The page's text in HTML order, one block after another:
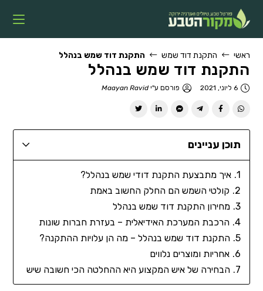
ראשי התקנת דוד שמש התקנת דוד שמש בנהלל
התקנת דוד שמש בנהלל
6 ליוני, 2021 פורסם ע"יMaayan Ravid
תוכן עניינים
איך מתבצעת התקנת דודי שמש בנהלל?
קולטי השמש הם החלק החשוב באמת
מחירון התקנת דוד שמש בנהלל
הרכבת המערכת האידיאלית – בעזרת חברות שונות
התקנת דוד שמש בנהלל – מה הן עלויות ההתקנה?
אחריות ומוצרים נלווים
הבחירה של איש המקצוע היא ההחלטה הכי חשובה שיש